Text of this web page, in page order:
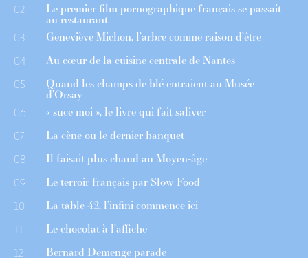
02 Le premier film pornographique français se passait
au restaurant
03 Geneviève Michon, l’arbre comme raison d’être
04 Au cœur de la cuisine centrale de Nantes
05 Quand les champs de blé entraient au Musée
d’Orsay
06 « suce moi », le livre qui fait saliver
07 La cène ou le dernier banquet
08 Il faisait plus chaud au Moyen-âge
09 Le terroir français par Slow Food
10 La table 42, l’infini commence ici
11 Le chocolat à l’affiche
12 Bernard Demenge parade